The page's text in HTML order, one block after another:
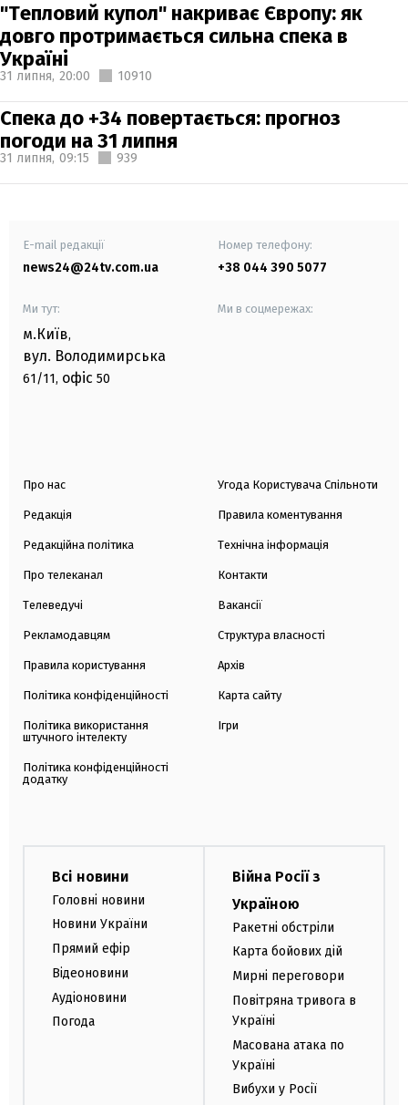
"Тепловий купол" накриває Європу: як
довго протримається сильна спека в
Україні
31 липня, 20:00 10910
Спека до +34 повертається: прогноз
погоди на 31 липня
31 липня, 09:15 939
E-mail редакції
news24@24tv.com.ua
Номер телефону:
+38 044 390 5077
Ми тут:
м.Київ,
вул. Володимирська
61/11, офіс 50
Ми в соцмережах:
Про нас
Редакція
Редакційна політика
Про телеканал
Телеведучі
Рекламодавцям
Правила користування
Політика конфіденційності
Політика використання
штучного інтелекту
Політика конфіденційності
додатку
Угода Користувача Спільноти
Правила коментування
Технічна інформація
Контакти
Вакансії
Структура власності
Архів
Карта сайту
Ігри
Всі новини
Головні новини
Новини України
Прямий ефір
Відеоновини
Аудіоновини
Погода
Війна Росії з
Україною
Ракетні обстріли
Карта бойових дій
Мирні переговори
Повітряна тривога в
Україні
Масована атака по
Україні
Вибухи у Росії